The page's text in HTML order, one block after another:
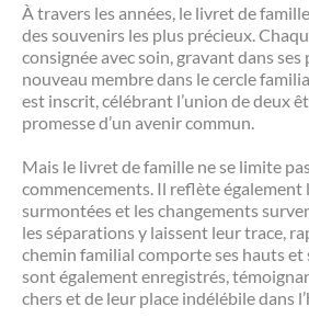
À travers les années, le livret de
des souvenirs les plus précieux.
consignée avec soin, gravant dans ses
nouveau membre dans le cercle
est inscrit, célébrant l’union de deux
promesse d’un avenir commun.
Mais le livret de famille ne se limite
commencements. Il reflète également
surmontées et les changements
les séparations y laissent leur trace,
chemin familial comporte ses hauts et
sont également enregistrés,
chers et de leur place indélébile dans